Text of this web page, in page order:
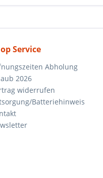
Service
Abholung
2026
widerrufen
Batteriehinweis